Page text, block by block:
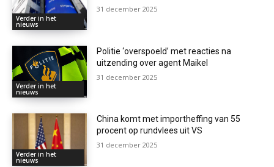
Verder in het
nieuws
31 december 2025
Verder in het
nieuws
Politie ‘overspoeld’ met reacties na
uitzending over agent Maikel
31 december 2025
Verder in het
nieuws
China komt met importheffing van 55
procent op rundvlees uit VS
31 december 2025